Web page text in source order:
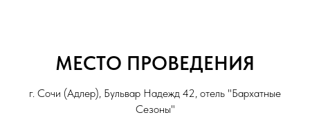
МЕСТО ПРОВЕДЕНИЯ
г. Сочи (Адлер), Бульвар Надежд 42, отель "Бархатные
Сезоны"